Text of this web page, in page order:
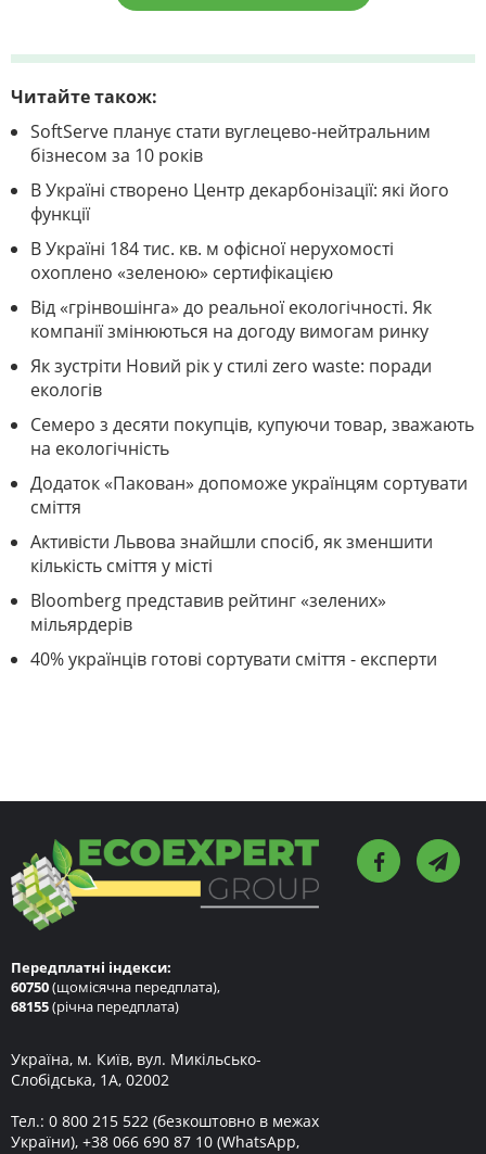
Читайте також:
SoftServe планує стати вуглецево-нейтральним
бізнесом за 10 років
В Україні створено Центр декарбонізації: які його
функції
В Україні 184 тис. кв. м офісної нерухомості
охоплено «зеленою» сертифікацією
Від «грінвошінга» до реальної екологічності. Як
компанії змінюються на догоду вимогам ринку
Як зустріти Новий рік у стилі zero waste: поради
екологів
Семеро з десяти покупців, купуючи товар, зважають
на екологічність
Додаток «Пакован» допоможе українцям сортувати
сміття
Активісти Львова знайшли спосіб, як зменшити
кількість сміття у місті
Bloomberg представив рейтинг «зелених»
мільярдерів
40% українців готові сортувати сміття - експерти
Передплатні індекси:
60750(щомісячна передплата),
68155(річна передплата)
Україна, м. Київ, вул. Микільсько-
Слобідська, 1А, 02002
Тел.: 0 800 215 522 (безкоштовно в межах
України), +38 066 690 87 10 (WhatsApp,